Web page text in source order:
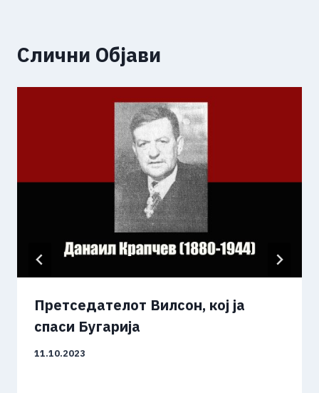
Слични Објави
Претседателот Вилсон, кој ја
спаси Бугарија
11.10.2023